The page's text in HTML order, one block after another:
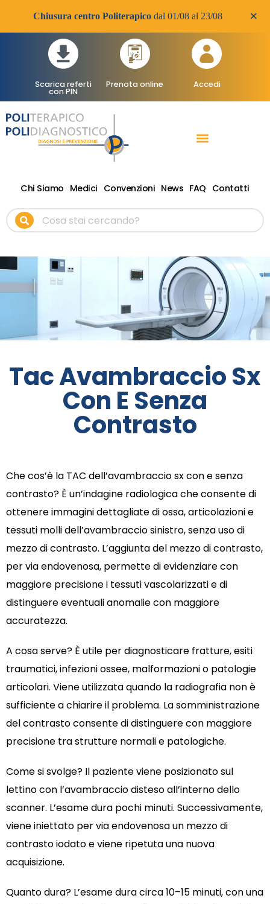
Chiusura centro Politerapicodal 01/08 al 23/08 ×
Scarica referti
con PIN
Prenota online Accedi
Chi Siamo Medici Convenzioni News FAQ Contatti
Tac Avambraccio Sx
Con E Senza
Contrasto
Che cos’è la TAC dell’avambraccio sx con e senza
contrasto? È un’indagine radiologica che consente di
ottenere immagini dettagliate di ossa, articolazioni e
tessuti molli dell’avambraccio sinistro, senza uso di
mezzo di contrasto. L’aggiunta del mezzo di contrasto,
per via endovenosa, permette di evidenziare con
maggiore precisione i tessuti vascolarizzati e di
distinguere eventuali anomalie con maggiore
accuratezza.
A cosa serve? È utile per diagnosticare fratture, esiti
traumatici, infezioni ossee, malformazioni o patologie
articolari. Viene utilizzata quando la radiografia non è
sufficiente a chiarire il problema. La somministrazione
del contrasto consente di distinguere con maggiore
precisione tra strutture normali e patologiche.
Come si svolge? Il paziente viene posizionato sul
lettino con l’avambraccio disteso all’interno dello
scanner. L’esame dura pochi minuti. Successivamente,
viene iniettato per via endovenosa un mezzo di
contrasto iodato e viene ripetuta una nuova
acquisizione.
Quanto dura? L’esame dura circa 10–15 minuti, con una